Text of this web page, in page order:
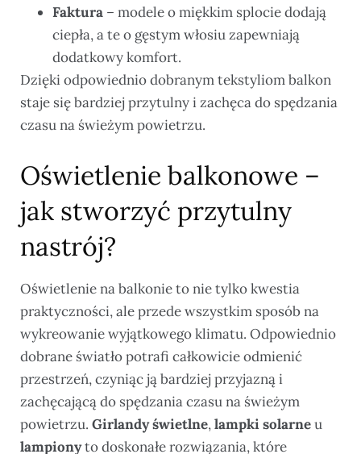
Faktura – modele o miękkim splocie dodają
ciepła, a te o gęstym włosiu zapewniają
dodatkowy komfort.
Dzięki odpowiednio dobranym tekstyliom balkon
staje się bardziej przytulny i zachęca do spędzania
czasu na świeżym powietrzu.
Oświetlenie balkonowe –
jak stworzyć przytulny
nastrój?
Oświetlenie na balkonie to nie tylko kwestia
praktyczności, ale przede wszystkim sposób na
wykreowanie wyjątkowego klimatu. Odpowiednio
dobrane światło potrafi całkowicie odmienić
przestrzeń, czyniąc ją bardziej przyjazną i
zachęcającą do spędzania czasu na świeżym
powietrzu. Girlandy świetlne,lampki solarneи
lampionyto doskonałe rozwiązania, które